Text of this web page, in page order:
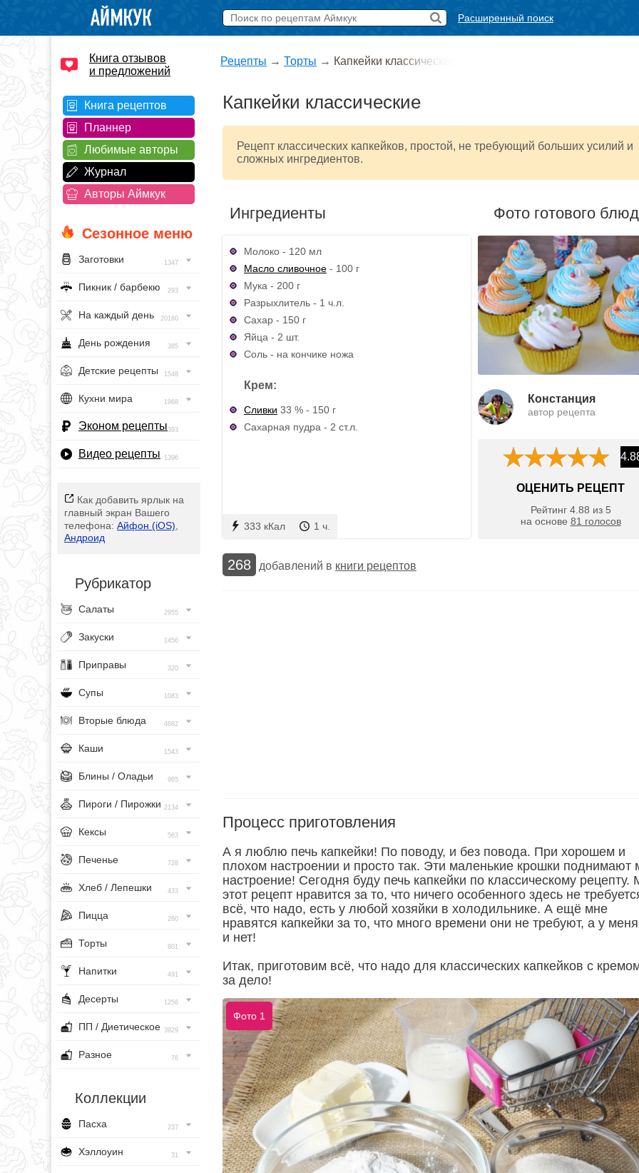
Расширенный поиск
Книга отзывов
и предложений
Книга рецептов
Планнер
Любимые авторы
Журнал
Авторы Аймкук
Сезонное меню
Заготовки 1347
Пикник / барбекю 293
На каждый день 20160
День рождения 385
Детские рецепты 1548
Кухни мира 1968
Эконом рецепты393
Видео рецепты 1396
Как добавить ярлык на
главный экран Вашего
телефона: Айфон (iOS)
Андроид
Рубрикатор
Салаты 2955
Закуски 1456
Приправы 320
Супы 1083
Вторые блюда 4682
Каши 1543
Блины / Оладьи 965
Пироги / Пирожки 2134
Кексы 563
Печенье 728
Хлеб / Лепешки 433
Пицца 260
Торты 801
Напитки 491
Десерты 1256
ПП / Диетическое 3929
Разное 76
Коллекции
Пасха 237
Хэллоуин 31
Рецепты → Торты → Капкейки классические
Капкейки классические
Рецепт классических капкейков, простой, не требующий больших усилий и
сложных ингредиентов.
Ингредиенты
Молоко - 120 мл
Масло сливочное - 100 г
Мука - 200 г
Разрыхлитель - 1 ч.л.
Сахар - 150 г
Яйца - 2 шт.
Соль - на кончике ножа
Крем:
Сливки 33 % - 150 г
Сахарная пудра - 2 ст.л.
333 кКал 1 ч.
Фото готового
Констанция
автор рецепта
ОЦЕНИТЬ РЕЦЕПТ
Рейтинг 4.88 из 5
на основе 81 голосов
268 добавлений в книги рецептов
Процесс приготовления
А я люблю печь капкейки! По поводу, и без повода. При хорошем и
плохом настроении и просто так. Эти маленькие крошки поднимают
настроение! Сегодня буду печь капкейки по классическому рецепту.
этот рецепт нравится за то, что ничего особенного здесь не
всё, что надо, есть у любой хозяйки в холодильнике. А ещё мне
нравятся капкейки за то, что много времени они не требуют, а у
и нет!
Итак, приготовим всё, что надо для классических капкейков с
за дело!
Фото 1